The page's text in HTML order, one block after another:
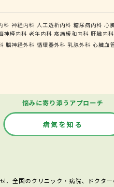
科 神経内科 人工透析内科 糖尿病内科 心
神経内科 老年内科 疼痛緩和内科 肝臓内科
脳神経外科 循環器外科 乳腺外科 心臓血
悩みに寄り添うアプローチ
病気を知る
、全国のクリニック・病院、ドクタ